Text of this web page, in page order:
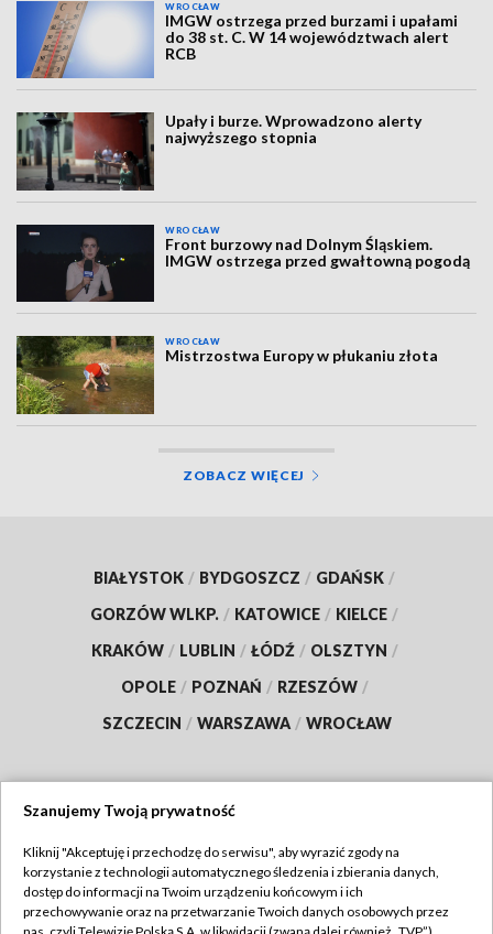
WROCŁAW
IMGW ostrzega przed burzami i upałami
do 38 st. C. W 14 województwach alert
RCB
Upały i burze. Wprowadzono alerty
najwyższego stopnia
WROCŁAW
Front burzowy nad Dolnym Śląskiem.
IMGW ostrzega przed gwałtowną pogodą
WROCŁAW
Mistrzostwa Europy w płukaniu złota
ZOBACZ WIĘCEJ
BIAŁYSTOK / BYDGOSZCZ / GDAŃSK /
GORZÓW WLKP. / KATOWICE / KIELCE /
KRAKÓW / LUBLIN / ŁÓDŹ / OLSZTYN /
OPOLE / POZNAŃ / RZESZÓW /
SZCZECIN / WARSZAWA / WROCŁAW
TVP
Abonament TVP
Regulamin TVP
Szanujemy Twoją prywatność
Kliknij "Akceptuję i przechodzę do serwisu", aby wyrazić zgody na
korzystanie z technologii automatycznego śledzenia i zbierania danych,
dostęp do informacji na Twoim urządzeniu końcowym i ich
przechowywanie oraz na przetwarzanie Twoich danych osobowych przez